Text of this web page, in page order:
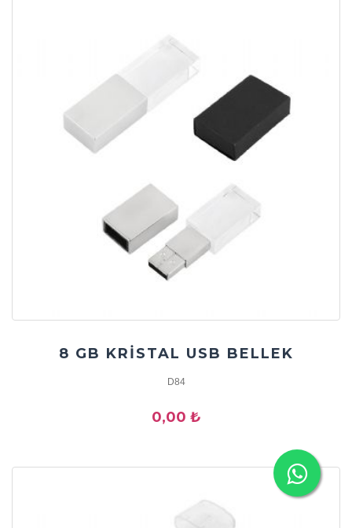
8 GB KRİSTAL USB BELLEK
D84
0,00 ₺